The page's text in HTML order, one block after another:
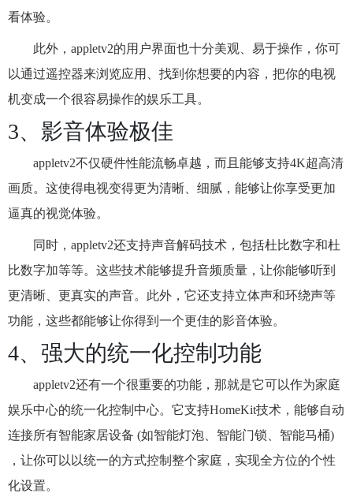
看体验。
此外，appletv2的用户界面也十分美观、易于操作，你可
以通过遥控器来浏览应用、找到你想要的内容，把你的电视
机变成一个很容易操作的娱乐工具。
3、影音体验极佳
appletv2不仅硬件性能流畅卓越，而且能够支持4K超高清
画质。这使得电视变得更为清晰、细腻，能够让你享受更加
逼真的视觉体验。
同时，appletv2还支持声音解码技术，包括杜比数字和杜
比数字加等等。这些技术能够提升音频质量，让你能够听到
更清晰、更真实的声音。此外，它还支持立体声和环绕声等
功能，这些都能够让你得到一个更佳的影音体验。
4、强大的统一化控制功能
appletv2还有一个很重要的功能，那就是它可以作为家庭
娱乐中心的统一化控制中心。它支持HomeKit技术，能够自动
连接所有智能家居设备 (如智能灯泡、智能门锁、智能马桶)
，让你可以以统一的方式控制整个家庭，实现全方位的个性
化设置。